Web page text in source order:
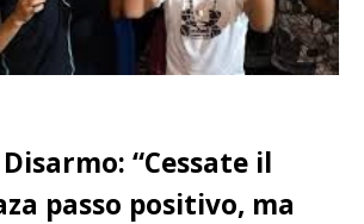
“Cessate il
passo positivo, ma